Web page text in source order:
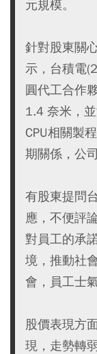
元規模。
針對股東關
示，台積電
圓代工合作
1.4 奈米，
CPU相關製
期關係，公
有股東提問
應，不便評
對員工的承
境，推動社
會，員工士
股價表現方
現，走勢轉